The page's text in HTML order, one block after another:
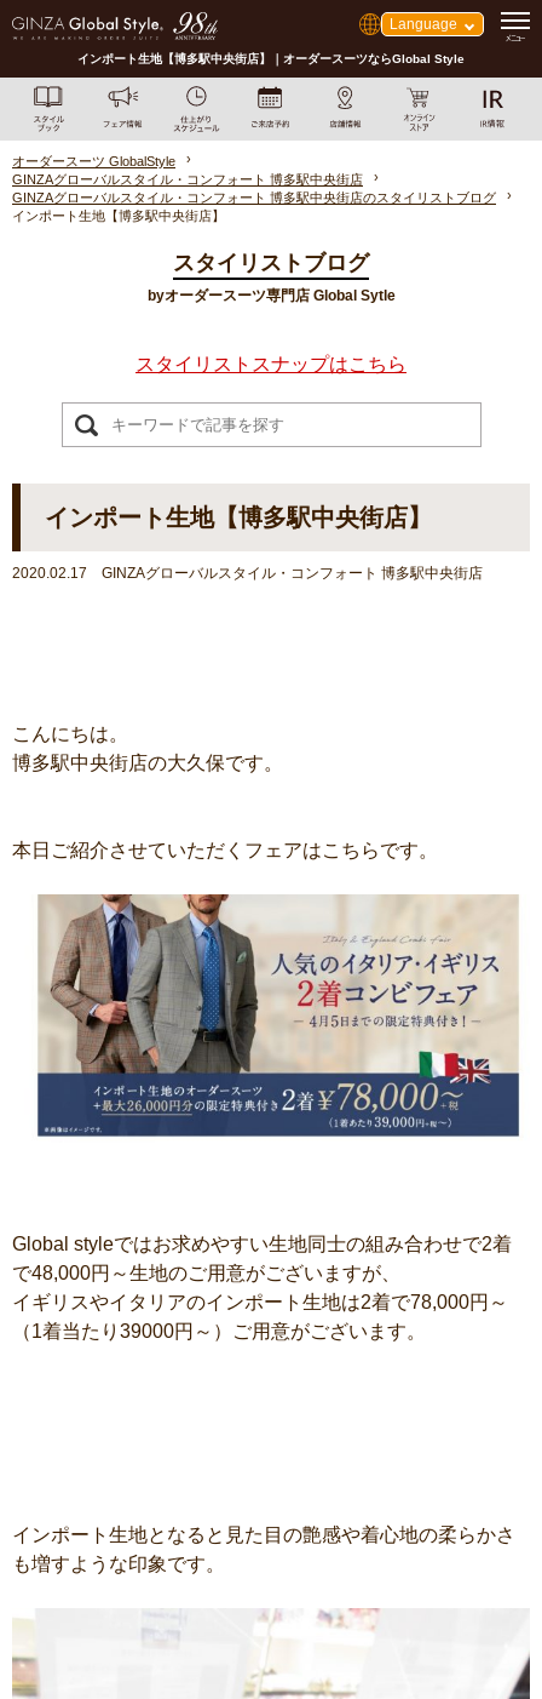
Language
インポート生地【博多駅中央街店】｜オーダースーツならGlobal Style
オーダースーツ GlobalStyle
GINZAグローバルスタイル・コンフォート 博多駅中央街店
GINZAグローバルスタイル・コンフォート 博多駅中央街店のスタイリストブログ
インポート生地【博多駅中央街店】
スタイリストブログ
byオーダースーツ専門店 Global Sytle
スタイリストスナップはこちら
インポート生地【博多駅中央街店】
2020.02.17 GINZAグローバルスタイル・コンフォート 博多駅中央街店
こんにちは。
博多駅中央街店の大久保です。
本日ご紹介させていただくフェアはこちらです。
Global styleではお求めやすい生地同士の組み合わせで2着
で48,000円～生地のご用意がございますが、
イギリスやイタリアのインポート生地は2着で78,000円～
（1着当たり39000円～）ご用意がございます。
インポート生地となると見た目の艶感や着心地の柔らかさ
も増すような印象です。